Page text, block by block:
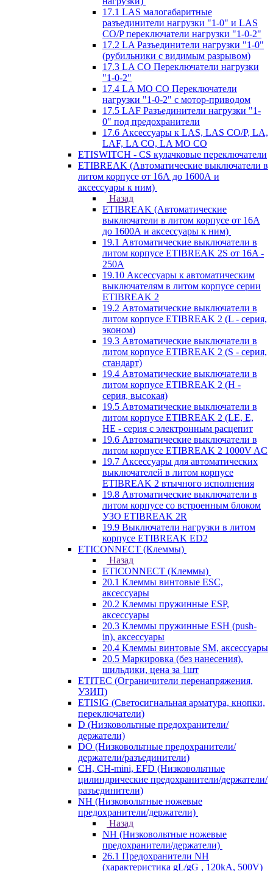
17.1 LAS малогабаритные
разъединители нагрузки "1-0" и LAS
CO/P переключатели нагрузки "1-0-2"
17.2 LA Разъединители нагрузки "1-0"
(рубильники с видимым разрывом)
17.3 LA CO Переключатели нагрузки
"1-0-2"
17.4 LA MO CO Переключатели
нагрузки "1-0-2" с мотор-приводом
17.5 LAF Разъединители нагрузки "1-
0" под предохранители
17.6 Аксессуары к LAS, LAS CO/P, LA,
LAF, LA CO, LA MO CO
ETISWITCH - CS кулачковые переключатели
ETIBREAK (Автоматические выключатели в
литом корпусе от 16А до 1600А и
аксессуары к ним)
Назад
ETIBREAK (Автоматические
выключатели в литом корпусе от 16А
до 1600А и аксессуары к ним)
19.1 Автоматические выключатели в
литом корпусе ETIBREAK 2S от 16A -
250A
19.10 Аксессуары к автоматическим
выключателям в литом корпусе серии
ETIBREAK 2
19.2 Автоматические выключатели в
литом корпусе ETIBREAK 2 (L - серия,
эконом)
19.3 Автоматические выключатели в
литом корпусе ETIBREAK 2 (S - серия,
стандарт)
19.4 Автоматические выключатели в
литом корпусе ETIBREAK 2 (H -
серия, высокая)
19.5 Автоматические выключатели в
литом корпусе ETIBREAK 2 (LE, E,
HE - серия с электронным расцепит
19.6 Автоматические выключатели в
литом корпусе ETIBREAK 2 1000V AC
19.7 Аксессуары для автоматических
выключателей в литом корпусе
ETIBREAK 2 втычного исполнения
19.8 Автоматические выключатели в
литом корпусе со встроенным блоком
УЗО ETIBREAK 2R
19.9 Выключатели нагрузки в литом
корпусе ETIBREAK ED2
ETICONNECT (Клеммы)
Назад
ETICONNECT (Клеммы)
20.1 Клеммы винтовые ESC,
аксессуары
20.2 Клеммы пружинные ESP,
аксессуары
20.3 Клеммы пружинные ESH (push-
in), аксессуары
20.4 Клеммы винтовые SM, аксессуары
20.5 Маркировка (без нанесения),
шильдики, цена за 1шт
ETITEC (Ограничители перенапряжения,
УЗИП)
ETISIG (Светосигнальная арматура, кнопки,
переключатели)
D (Низковольтные предохранители/
держатели)
DO (Низковольтные предохранители/
держатели/разъединители)
CH, CH-mini, EFD (Низковольтные
цилиндрические предохранители/держатели/
разъединители)
NH (Низковольтные ножевые
предохранители/держатели)
Назад
NH (Низковольтные ножевые
предохранители/держатели)
26.1 Предохранители NH
(характеристика gL/gG , 120kA, 500V)